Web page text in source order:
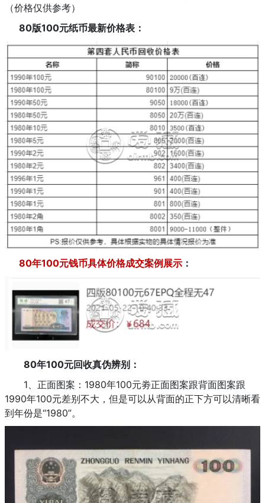
（价格仅供参考）
80版100元纸币最新价格表：
80年100元钱币具体价格成交案例展示 ：
80年100元回收真伪辨别：
1、正面图案：1980年100元劵正面图案跟背面图案跟
1990年100元差别不大，但是可以从背面的正下方可以清晰看
到年份是“1980”。